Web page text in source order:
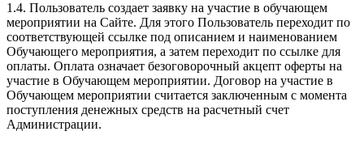
1.4. Пользователь создает заявку на участие в обучающем
мероприятии на Сайте. Для этого Пользователь переходит по
соответствующей ссылке под описанием и наименованием
Обучающего мероприятия, а затем переходит по ссылке для
оплаты. Оплата означает безоговорочный акцепт оферты на
участие в Обучающем мероприятии. Договор на участие в
Обучающем мероприятии считается заключенным с момента
поступления денежных средств на расчетный счет
Администрации.